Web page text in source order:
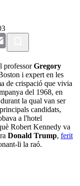
Email
professorGregory
i expert en les
de crispació que vivia
del 1968, en
la qual van ser
candidats,
a l'hotel
Robert Kennedy va
Donald Trump, ferit
li la raó.